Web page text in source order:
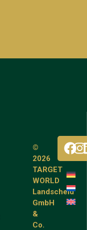
©
2026
TARGET
WORLD
Landscheid
GmbH
&
Co.